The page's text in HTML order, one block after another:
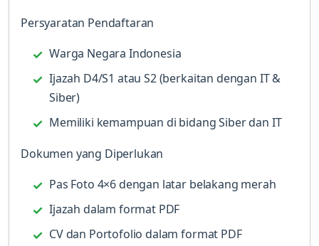
Persyaratan Pendaftaran
Warga Negara Indonesia
Ijazah D4/S1 atau S2 (berkaitan dengan IT &
Siber)
Memiliki kemampuan di bidang Siber dan IT
Dokumen yang Diperlukan
Pas Foto 4×6 dengan latar belakang merah
Ijazah dalam format PDF
CV dan Portofolio dalam format PDF